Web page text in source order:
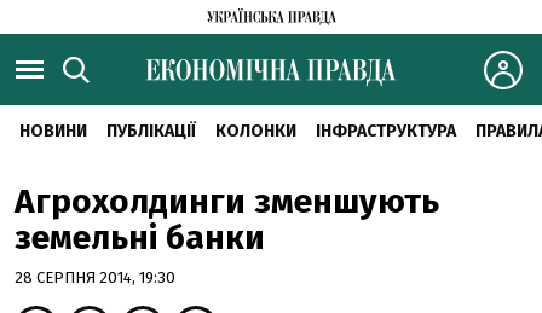
НОВИНИ ПУБЛІКАЦІЇ КОЛОНКИ ІНФРАСТРУКТУРА
Агрохолдинги зменшують
земельні банки
28 СЕРПНЯ 2014, 19:30